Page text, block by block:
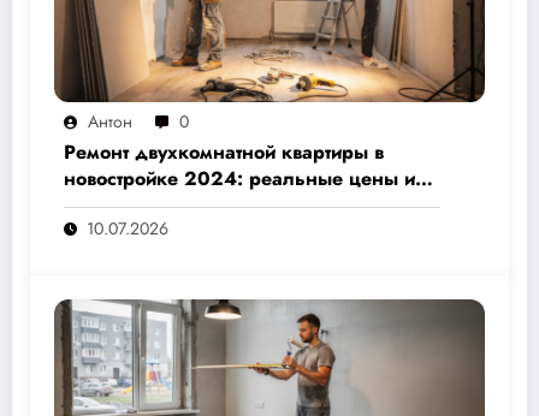
Антон 0
Ремонт двухкомнатной квартиры в
новостройке 2024: реальные цены и
скрытые расходы, которые вам не
назовут подрядчики
10.07.2026